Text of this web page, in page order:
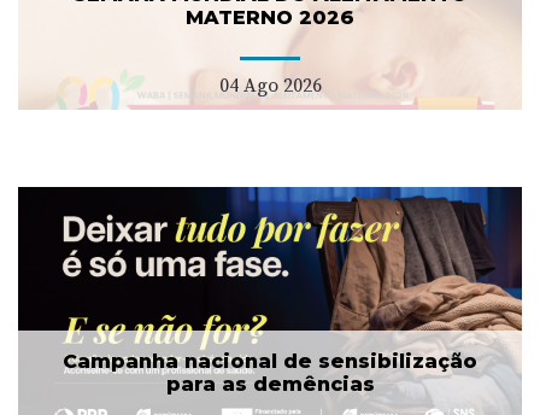
MATERNO 2026
04 Ago 2026
Campanha nacional de sensibilização
para as demências